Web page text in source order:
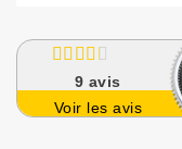
9 avis
Voir les avis